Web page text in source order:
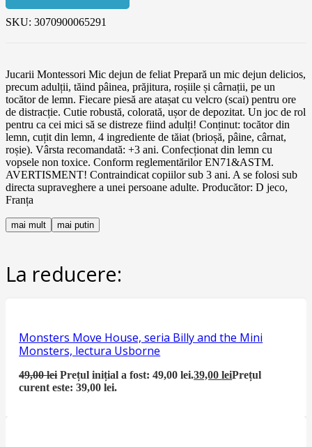
SKU: 3070900065291
Jucarii Montessori Mic dejun de feliat Prepară un mic dejun delicios,
precum adulții, tăind pâinea, prăjitura, roșiile și cârnații, pe un
tocător de lemn. Fiecare piesă are atașat cu velcro (scai) pentru ore
de distracție. Cutie robustă, colorată, ușor de depozitat. Un joc de rol
pentru ca cei mici să se distreze fiind adulți! Conținut: tocător din
lemn, cuțit din lemn, 4 ingrediente de tăiat (brioșă, pâine, cârnat,
roșie). Vârsta recomandată: +3 ani. Confecționat din lemn cu
vopsele non toxice. Conform reglementărilor EN71&ASTM.
AVERTISMENT! Contraindicat copiilor sub 3 ani. A se folosi sub
directa supraveghere a unei persoane adulte. Producător: D jeco,
Franța
mai mult mai putin
La reducere:
Monsters Move House, seria Billy and the Mini
Monsters, lectura Usborne
49,00lei Prețul inițial a fost: 49,00 lei.39,00leiPrețul
curent este: 39,00 lei.